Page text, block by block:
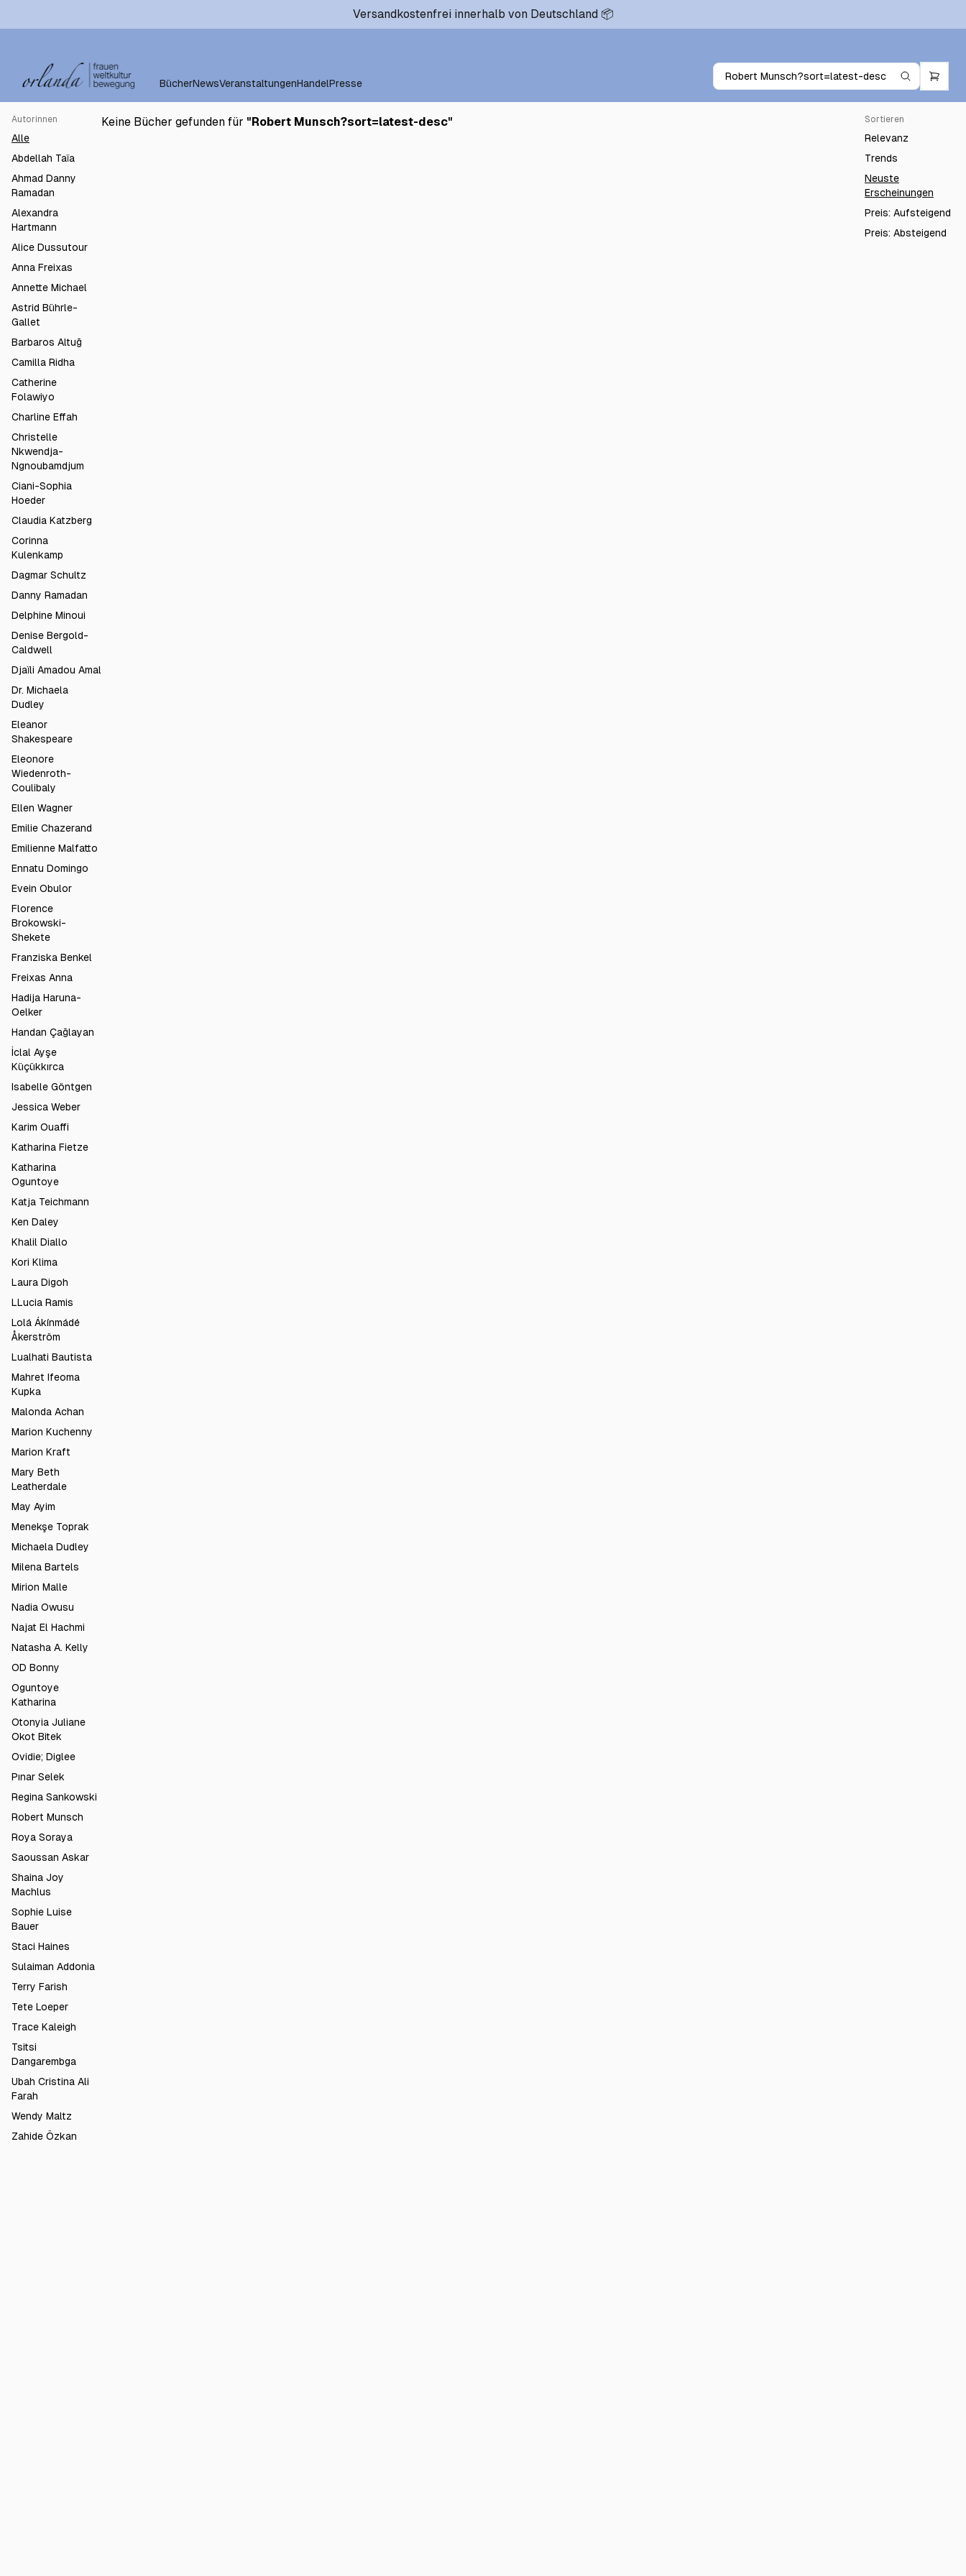
Versandkostenfrei innerhalb von Deutschland 📦
BücherNewsVeranstaltungenHandelPresse
Autorinnen
Alle
Abdellah Taïa
Ahmad Danny
Ramadan
Alexandra
Hartmann
Alice Dussutour
Anna Freixas
Annette Michael
Astrid Bührle-
Gallet
Barbaros Altuğ
Camilla Ridha
Catherine
Folawiyo
Charline Effah
Christelle
Nkwendja-
Ngnoubamdjum
Ciani-Sophia
Hoeder
Claudia Katzberg
Corinna
Kulenkamp
Dagmar Schultz
Danny Ramadan
Delphine Minoui
Denise Bergold-
Caldwell
Djaïli Amadou Amal
Dr. Michaela
Dudley
Eleanor
Shakespeare
Eleonore
Wiedenroth-
Coulibaly
Ellen Wagner
Emilie Chazerand
Emilienne Malfatto
Ennatu Domingo
Evein Obulor
Florence
Brokowski-
Shekete
Franziska Benkel
Freixas Anna
Hadija Haruna-
Oelker
Handan Çağlayan
İclal Ayşe
Küçükkırca
Isabelle Göntgen
Jessica Weber
Karim Ouaffi
Katharina Fietze
Katharina
Oguntoye
Katja Teichmann
Ken Daley
Khalil Diallo
Kori Klima
Laura Digoh
LLucia Ramis
Lolá Ákínmádé
Åkerström
Lualhati Bautista
Mahret Ifeoma
Kupka
Malonda Achan
Marion Kuchenny
Marion Kraft
Mary Beth
Leatherdale
May Ayim
Menekşe Toprak
Michaela Dudley
Milena Bartels
Mirion Malle
Nadia Owusu
Najat El Hachmi
Natasha A. Kelly
OD Bonny
Oguntoye
Katharina
Otonyia Juliane
Okot Bitek
Ovidie; Diglee
Pınar Selek
Regina Sankowski
Robert Munsch
Roya Soraya
Saoussan Askar
Shaina Joy
Machlus
Sophie Luise
Bauer
Staci Haines
Sulaiman Addonia
Terry Farish
Tete Loeper
Trace Kaleigh
Tsitsi
Dangarembga
Ubah Cristina Ali
Farah
Wendy Maltz
Zahide Özkan
Keine Bücher gefunden für "Robert Munsch?sort=latest-desc" Sortieren
Relevanz
Trends
Neuste
Erscheinungen
Preis: Aufsteigend
Preis: Absteigend